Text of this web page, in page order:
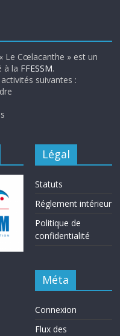
Le Cœlacanthe » est un
à la FFESSM.
suivantes :
Légal
Statuts
Réglement intérieur
Politique de
confidentialité
Méta
Connexion
Flux des